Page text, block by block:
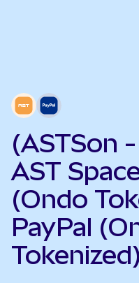
(ASTSon
AST
(Ondo
PayPal